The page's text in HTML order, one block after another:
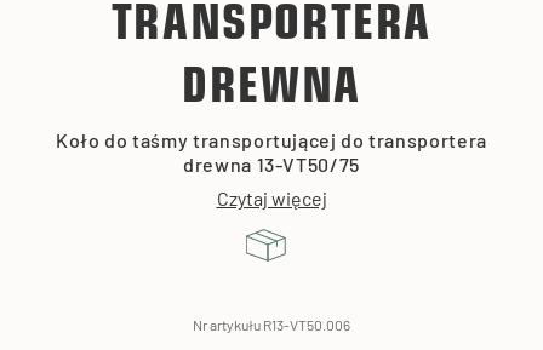
TRANSPORTERA
DREWNA
Koło do taśmy transportującej do transportera
drewna 13-VT50/75
Czytaj więcej
Nr artykułu R13-VT50.006